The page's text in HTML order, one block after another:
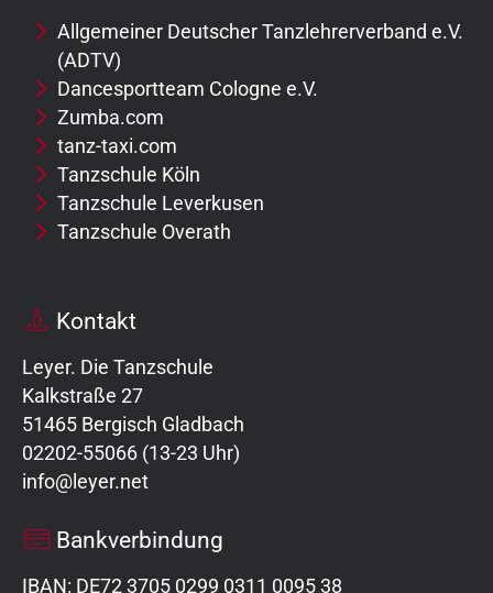
Allgemeiner Deutscher Tanzlehrerverband e.V.
(ADTV)
Dancesportteam Cologne e.V.
Zumba.com
tanz-taxi.com
Tanzschule Köln
Tanzschule Leverkusen
Tanzschule Overath
Kontakt
Leyer. Die Tanzschule
Kalkstraße 27
51465 Bergisch Gladbach
02202-55066 (13-23 Uhr)
info@leyer.net
Bankverbindung
IBAN: DE72 3705 0299 0311 0095 38